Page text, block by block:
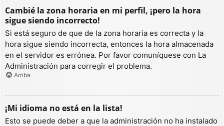
Cambié la zona horaria en mi perfil, ¡pero la hora
sigue siendo incorrecto!
Si está seguro de que de la zona horaria es correcta y la
hora sigue siendo incorrecta, entonces la hora almacenada
en el servidor es errónea. Por favor comuníquese con La
Administración para corregir el problema.
Arriba
¡Mi idioma no está en la lista!
Esto se puede deber a que la administración no ha instalado